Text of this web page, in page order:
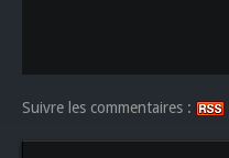
Suivre les commentaires :